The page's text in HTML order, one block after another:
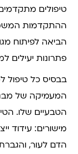
טיפולים
ההתקדמות
הביאה לפיתוח
פתרונות יעילים
בבסיס כל טיפול
המעמיקה של
הטבעיים שלו.
מישורים: עידוד
הדם לעור,